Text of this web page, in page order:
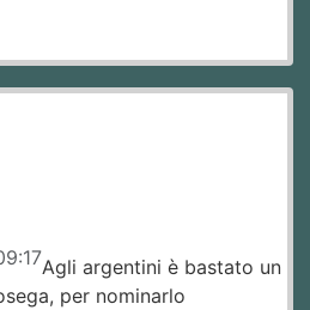
Agli argentini è bastato un
per nominarlo